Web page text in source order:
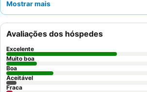
consistentemente muitos elogios, com as
vasta e de alta qualidade
diversas opções de refeições. Para uma
verdadeiramente memorável, considere
vistas sensacionais
desfrutar do nascer do sol.
Mostrar mais
Avaliações dos hóspedes
Excelente
Muito boa
Boa
Aceitável
Fraca